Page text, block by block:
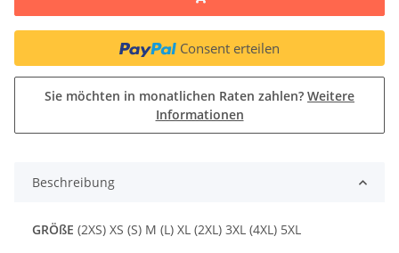
Consent erteilen
Sie möchten in monatlichen Raten zahlen? Weitere
Informationen
Beschreibung
GRÖßE (2XS) XS (S) M (L) XL (2XL) 3XL (4XL) 5XL